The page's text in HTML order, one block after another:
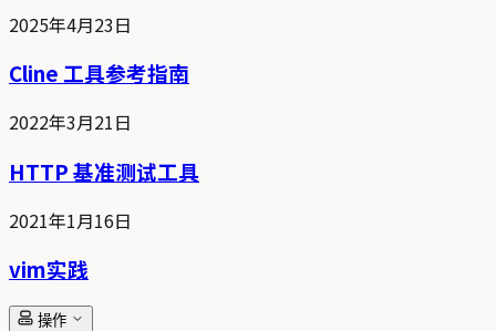
2025年4月23日
Cline 工具参考指南
2022年3月21日
HTTP 基准测试工具
2021年1月16日
vim实践
操作